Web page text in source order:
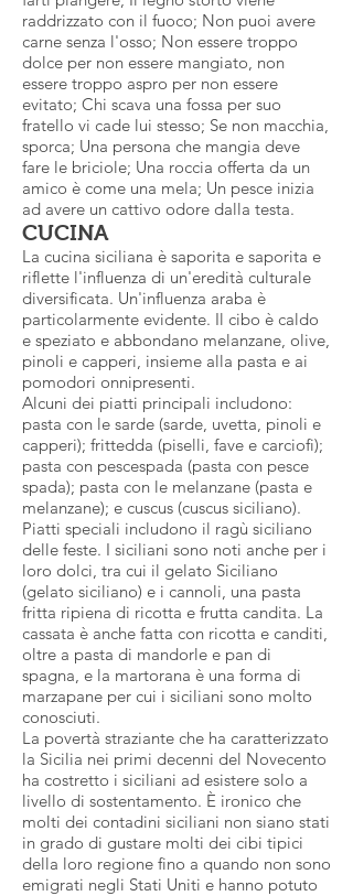
raddrizzato con il fuoco; Non puoi avere
carne senza l'osso; Non essere troppo
dolce per non essere mangiato, non
essere troppo aspro per non essere
evitato; Chi scava una fossa per suo
fratello vi cade lui stesso; Se non macchia,
sporca; Una persona che mangia deve
fare le briciole; Una roccia offerta da un
amico è come una mela; Un pesce inizia
ad avere un cattivo odore dalla testa.
CUCINA
La cucina siciliana è saporita e saporita e
riflette l'influenza di un'eredità culturale
diversificata. Un'influenza araba è
particolarmente evidente. Il cibo è caldo
e speziato e abbondano melanzane, olive,
pinoli e capperi, insieme alla pasta e ai
pomodori onnipresenti.
Alcuni dei piatti principali includono:
pasta con le sarde (sarde, uvetta, pinoli e
capperi); frittedda (piselli, fave e carciofi);
pasta con pescespada (pasta con pesce
spada); pasta con le melanzane (pasta e
melanzane); e cuscus (cuscus siciliano).
Piatti speciali includono il ragù siciliano
delle feste. I siciliani sono noti anche per i
loro dolci, tra cui il gelato Siciliano
(gelato siciliano) e i cannoli, una pasta
fritta ripiena di ricotta e frutta candita. La
cassata è anche fatta con ricotta e canditi,
oltre a pasta di mandorle e pan di
spagna, e la martorana è una forma di
marzapane per cui i siciliani sono molto
conosciuti.
La povertà straziante che ha caratterizzato
la Sicilia nei primi decenni del Novecento
ha costretto i siciliani ad esistere solo a
livello di sostentamento. È ironico che
molti dei contadini siciliani non siano stati
in grado di gustare molti dei cibi tipici
della loro regione fino a quando non sono
emigrati negli Stati Uniti e hanno potuto